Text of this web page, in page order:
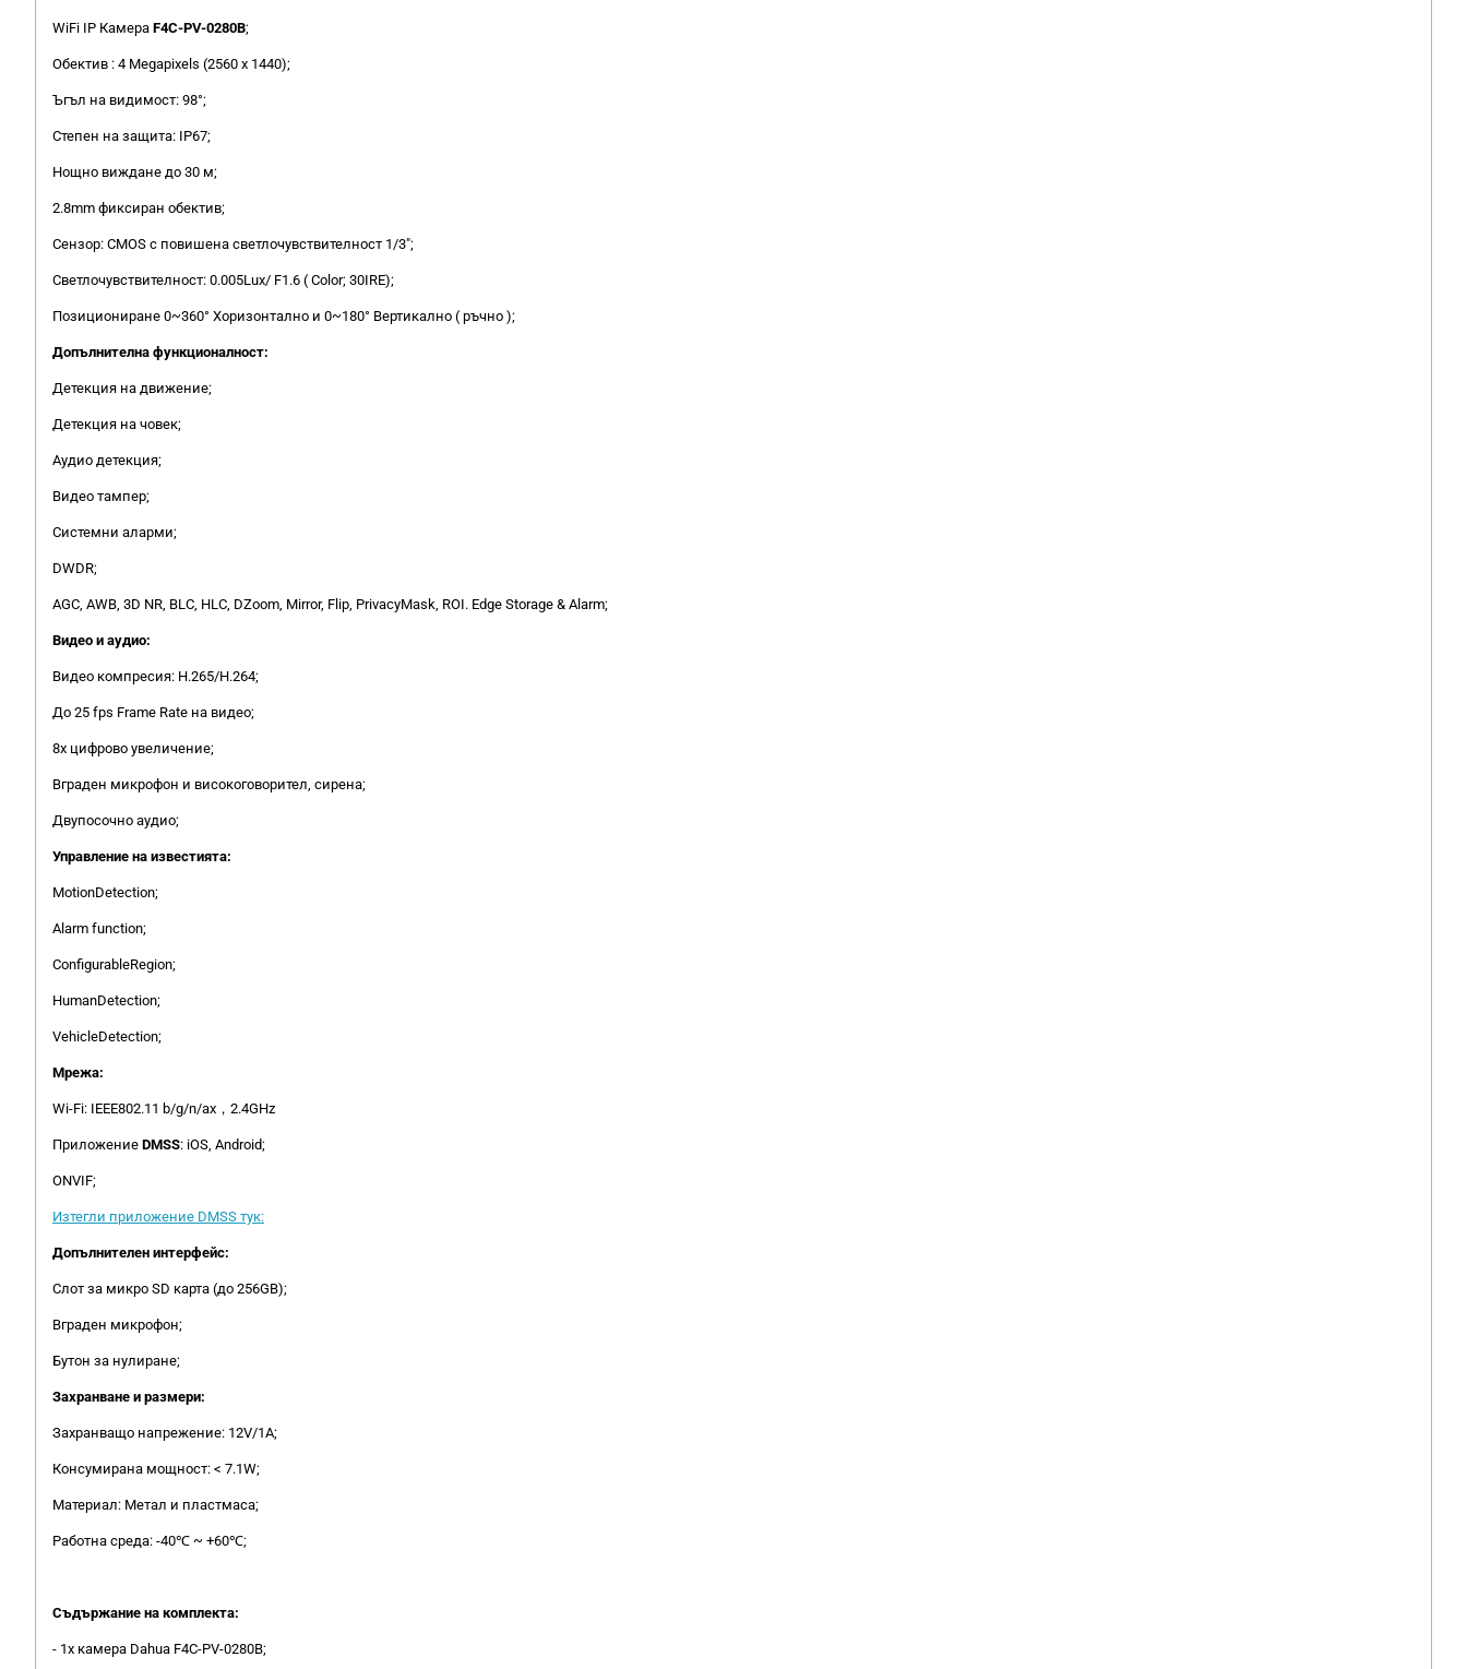
WiFi IP Камера F4C-PV-0280B;
Обектив : 4 Megapixels (2560 x 1440);
Ъгъл на видимост: 98°;
Степен на защита: IP67;
Нощно виждане до 30 м;
2.8mm фиксиран обектив;
Сензор: CMOS с повишена светлочувствителност 1/3";
Светлочувствителност: 0.005Lux/ F1.6 ( Color; 30IRE);
Позициониране 0~360° Хоризонтално и 0~180° Вертикално ( ръчно );
Допълнителна функционалност:
Детекция на движение;
Детекция на човек;
Аудио детекция;
Видео тампер;
Системни аларми;
DWDR;
AGC, AWB, 3D NR, BLC, HLC, DZoom, Mirror, Flip, PrivacyMask, ROI. Edge Storage & Alarm;
Видео и аудио:
Видео компресия: H.265/H.264;
До 25 fps Frame Rate на видео;
8x цифрово увеличение;
Вграден микрофон и високоговорител, сирена;
Двупосочно аудио;
Управление на известията:
MotionDetection;
Alarm function;
ConfigurableRegion;
HumanDetection;
VehicleDetection;
Мрежа:
Wi-Fi: IEEE802.11 b/g/n/ax，2.4GHz
Приложение DMSS: iOS, Android;
ONVIF;
Изтегли приложение DMSS тук:
Допълнителен интерфейс:
Слот за микро SD карта (до 256GB);
Вграден микрофон;
Бутон за нулиране;
Захранване и размери:
Захранващо напрежение: 12V/1A;
Консумирана мощност: < 7.1W;
Материал: Метал и пластмаса;
Работна среда: -40℃ ~ +60℃;
Съдържание на комплекта:
- 1x камера Dahua F4C-PV-0280B;